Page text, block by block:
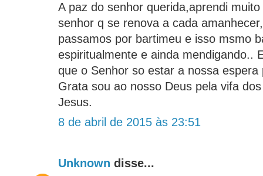
A paz do senhor querida,aprendi
senhor q se renova a cada
passamos por bartimeu e isso msmo
espiritualmente e ainda mendigando..
que o Senhor so estar a nossa
Grata sou ao nosso Deus pela vifa
Jesus.
8 de abril de 2015 às 23:51
Unknown disse...